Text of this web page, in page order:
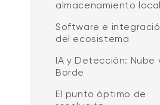
almacenamiento local
Software e
del ecosistema
IA y Detección: Nube
Borde
El punto óptimo de